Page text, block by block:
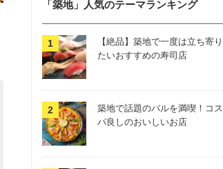
「築地」人気のテーマランキング
【絶品】築地で一度は立ち寄り
たいおすすめの寿司店
築地で話題のバルを満喫！コス
パ良しのおいしいお店